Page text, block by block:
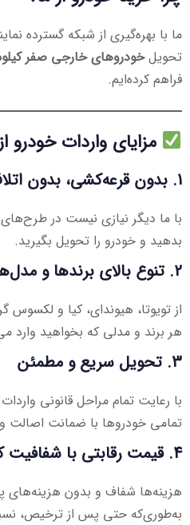
ما با بهره‌گیری از شبکه گسترده
تحویلخودروهای خارجی صفر
فراهم کرده‌ایم.
مزایای واردات خودرو
1. بدون قرعه‌کشی، بدون
با ما دیگر نیازی نیست در
بدهید و خودرو را تحویل بگیرید.
2. تنوع بالای برندها و
از تویوتا، هیوندای، کیا و
هر برند و مدلی که بخواهید وارد
3. تحویل سریع و مطمئن
تمامی خودروها با ضمانت
4. قیمت رقابتی با شفافیت
هزینه‌ها شفاف و بدون هزینه‌های
به‌طوری‌که حتی پس از ترخیص،